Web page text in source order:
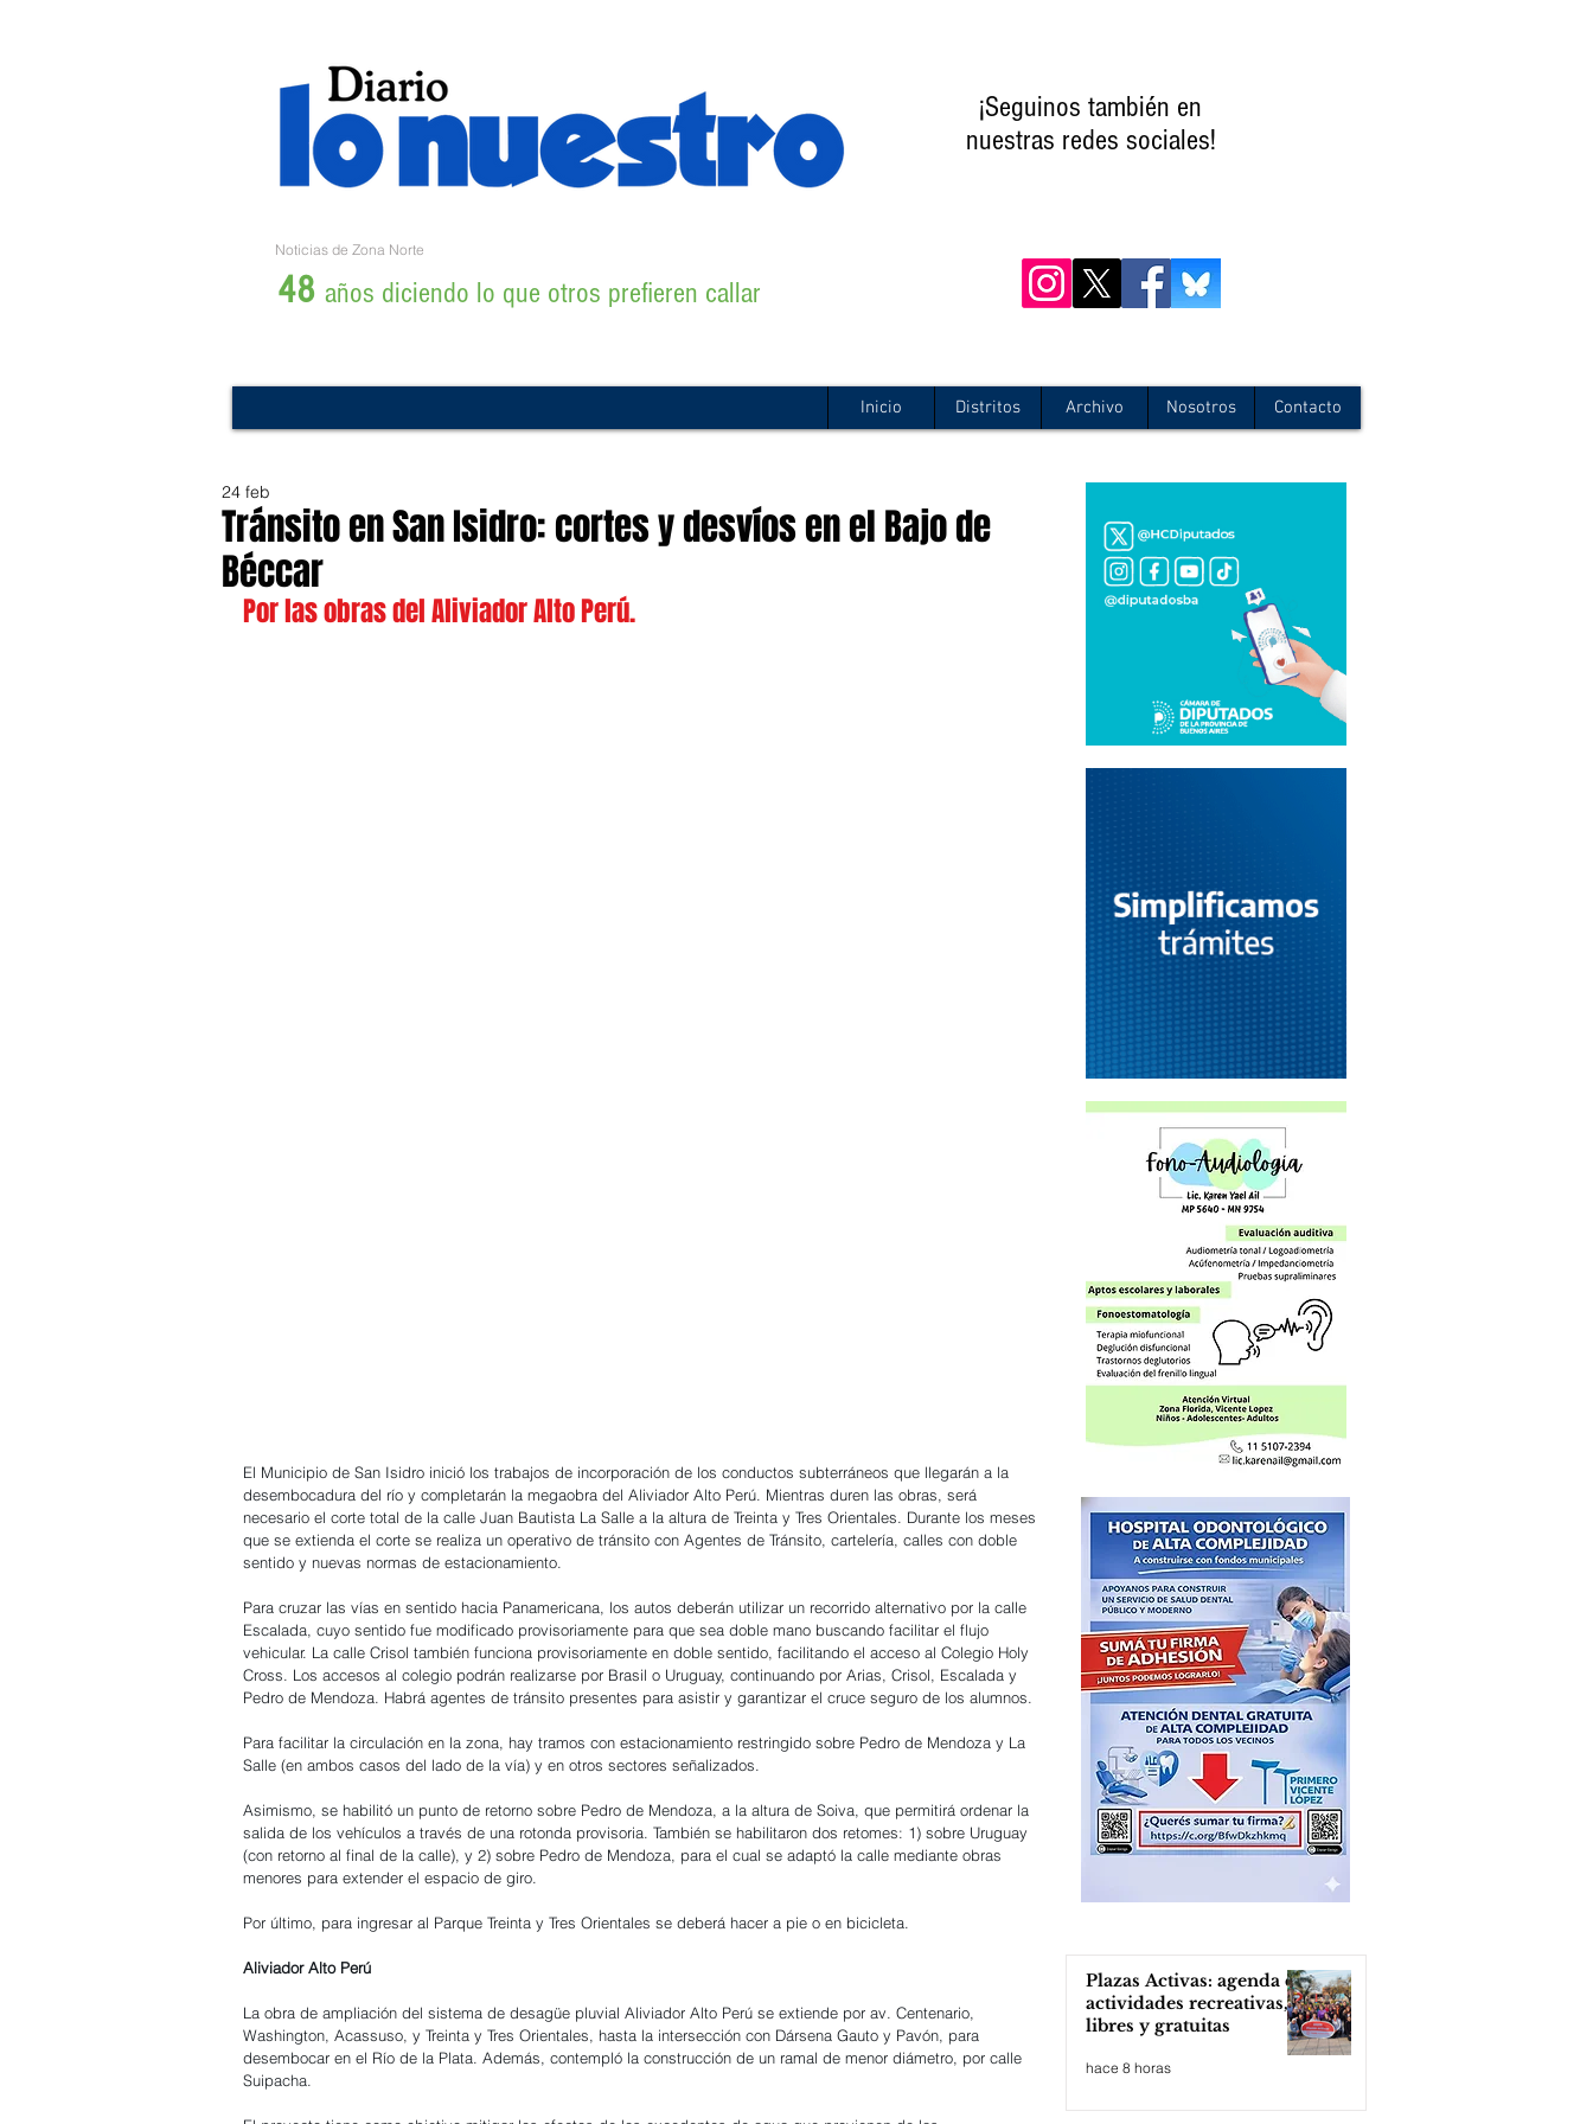
¡Seguinos también en
nuestras redes sociales!
Noticias de Zona Norte
48 años diciendo lo que otros prefieren callar
Inicio Distritos Archivo Nosotros Contacto
Tránsito en San Isidro: cortes y desvíos en el Bajo de
Béccar
24 feb
Por las obras del Aliviador Alto Perú.
El Municipio de San Isidro inició los trabajos de incorporación de los conductos subterráneos que llegarán a la
desembocadura del río y completarán la megaobra del Aliviador Alto Perú. Mientras duren las obras, será
necesario el corte total de la calle Juan Bautista La Salle a la altura de Treinta y Tres Orientales. Durante los meses
que se extienda el corte se realiza un operativo de tránsito con Agentes de Tránsito, cartelería, calles con doble
sentido y nuevas normas de estacionamiento.
Para cruzar las vías en sentido hacia Panamericana, los autos deberán utilizar un recorrido alternativo por la calle
Escalada, cuyo sentido fue modificado provisoriamente para que sea doble mano buscando facilitar el flujo
vehicular. La calle Crisol también funciona provisoriamente en doble sentido, facilitando el acceso al Colegio Holy
Cross. Los accesos al colegio podrán realizarse por Brasil o Uruguay, continuando por Arias, Crisol, Escalada y
Pedro de Mendoza. Habrá agentes de tránsito presentes para asistir y garantizar el cruce seguro de los alumnos.
Para facilitar la circulación en la zona, hay tramos con estacionamiento restringido sobre Pedro de Mendoza y La
Salle (en ambos casos del lado de la vía) y en otros sectores señalizados.
Asimismo, se habilitó un punto de retorno sobre Pedro de Mendoza, a la altura de Soiva, que permitirá ordenar la
salida de los vehículos a través de una rotonda provisoria. También se habilitaron dos retomes: 1) sobre Uruguay
(con retorno al final de la calle), y 2) sobre Pedro de Mendoza, para el cual se adaptó la calle mediante obras
menores para extender el espacio de giro.
Por último, para ingresar al Parque Treinta y Tres Orientales se deberá hacer a pie o en bicicleta.
Aliviador Alto Perú
La obra de ampliación del sistema de desagüe pluvial Aliviador Alto Perú se extiende por av. Centenario,
Washington, Acassuso, y Treinta y Tres Orientales, hasta la intersección con Dársena Gauto y Pavón, para
desembocar en el Río de la Plata. Además, contempló la construcción de un ramal de menor diámetro, por calle
Suipacha.
Plazas Activas: agenda de
actividades recreativas,
libres y gratuitas
hace 8 horas